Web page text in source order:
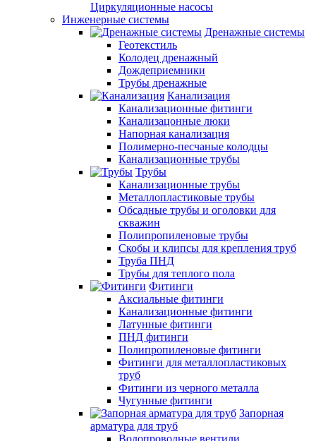
Циркуляционные насосы
Инженерные системы
Дренажные системы
Геотекстиль
Колодец дренажный
Дождеприемники
Трубы дренажные
Канализация
Канализационные фитинги
Канализацонные люки
Напорная канализация
Полимерно-песчаные колодцы
Канализационные трубы
Трубы
Канализационные трубы
Металлопластиковые трубы
Обсадные трубы и оголовки для
скважин
Полипропиленовые трубы
Скобы и клипсы для крепления труб
Труба ПНД
Трубы для теплого пола
Фитинги
Аксиальные фитинги
Канализационные фитинги
Латунные фитинги
ПНД фитинги
Полипропиленовые фитинги
Фитинги для металлопластиковых
труб
Фитинги из черного металла
Чугунные фитинги
Запорная
арматура для труб
Водопроводные вентили